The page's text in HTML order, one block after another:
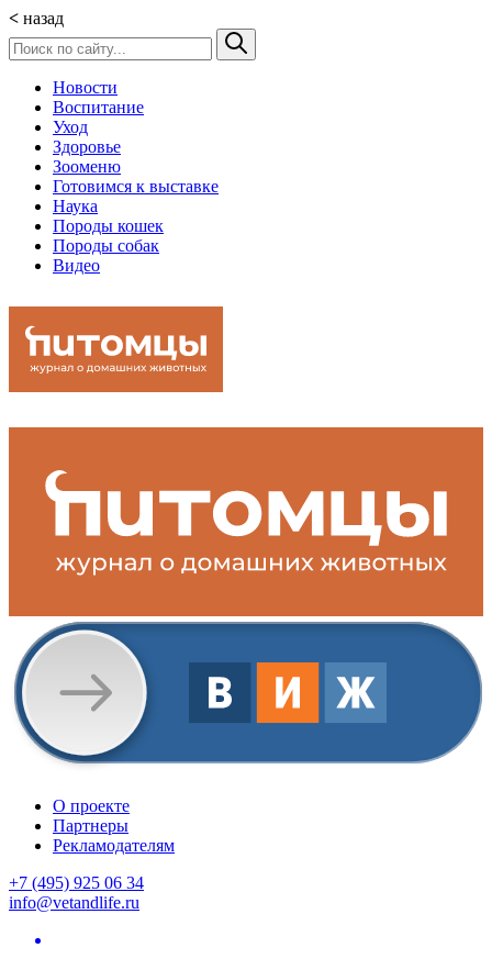
< назад
Новости
Воспитание
Уход
Здоровье
Зооменю
Готовимся к выставке
Наука
Породы кошек
Породы собак
Видео
О проекте
Партнеры
Рекламодателям
+7 (495) 925 06 34
info@vetandlife.ru